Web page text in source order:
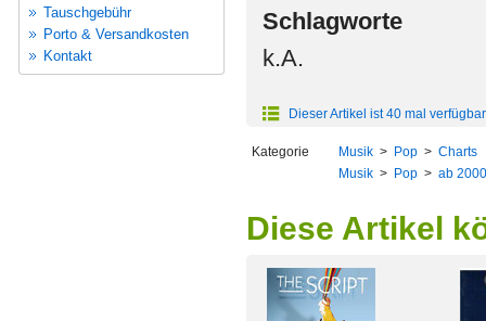
Tauschgebühr
Porto & Versandkosten
Kontakt
Schlagworte
k.A.
Dieser Artikel ist 40 mal verfügbar
Kategorie Musik > Pop > Charts
Musik > Pop > ab 2000
Diese Artikel